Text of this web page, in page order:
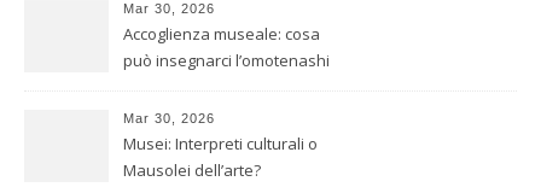
Mar 30, 2026
Accoglienza museale: cosa
può insegnarci l’omotenashi
Mar 30, 2026
Musei: Interpreti culturali o
Mausolei dell’arte?